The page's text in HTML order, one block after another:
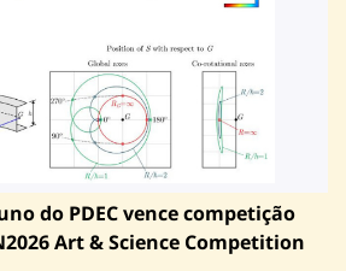
do PDEC vence competição
Art & Science Competition